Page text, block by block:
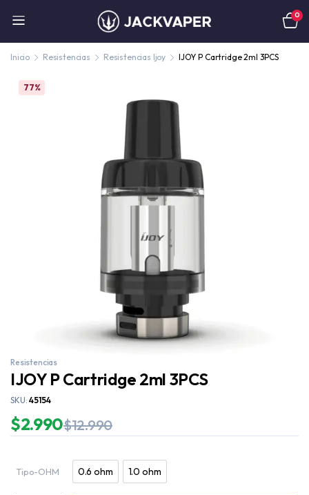
0
Inicio Resistencias Resistencias Ijoy IJOY P Cartridge 2ml 3PCS
77%
Resistencias
IJOY P Cartridge 2ml 3PCS
SKU: 45154
$12.990
$2.990
Tipo-OHM 0.6 ohm
0.6 ohm 1.0 ohm
1.0 ohm